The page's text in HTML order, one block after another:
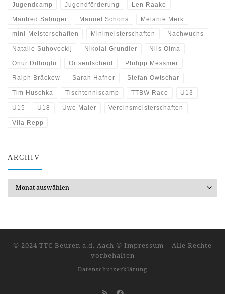
Jugendcamp Jugendförderung Len Raake
Manfred Salinger Manuel Schons Melanie Merk
mini-Meisterschaften Minimeisterschaften Nachwuchs
Natalie Suhoveckij Nikolai Grundler Nils Olma
Onur Dillioglu Ortsentscheid Philipp Messmer
Ralph Bräckow Sarah Hafner Stefan Owtschar
Tim Huschka Tischtenniscamp TTBW Race U13
U15 U18 Uwe Maier Vereinsmeisterschaften
Vila Repp
ARCHIV
© 2024 TTC Beuren a.d. Aach © Impressum – Alle Rechte
vorbehalten
Datenschutzerklärung